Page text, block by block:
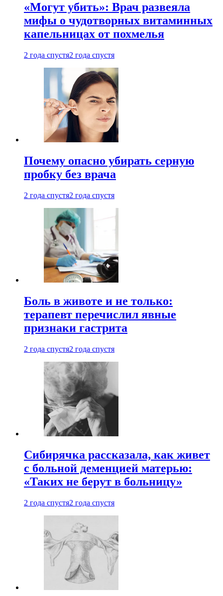
«Могут убить»: Врач развеяла
мифы о чудотворных витаминных
капельницах от похмелья
2 года спустя2 года спустя
Почему опасно убирать серную
пробку без врача
2 года спустя2 года спустя
Боль в животе и не только:
терапевт перечислил явные
признаки гастрита
2 года спустя2 года спустя
Сибирячка рассказала, как живет
с больной деменцией матерью:
«Таких не берут в больницу»
2 года спустя2 года спустя